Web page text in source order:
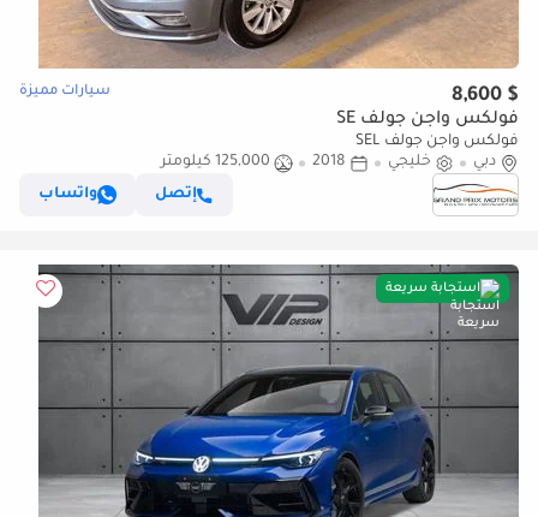
$ 8,600 سيارات مميزة
فولكس واجن جولف SE
فولكس واجن جولف SEL
دبي
خليجي 2018
125,000 كيلومتر
إتصل
واتساب
استجابة سريعة